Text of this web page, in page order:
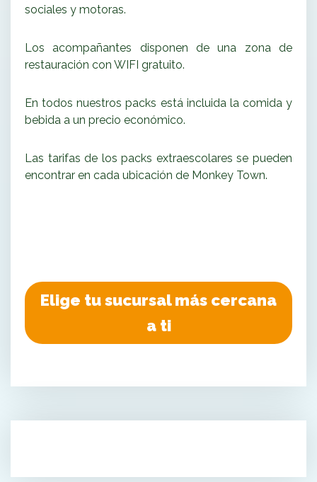
sociales y motoras.
Los acompañantes disponen de una zona de
restauración con WIFI gratuito.
En todos nuestros packs está incluida la comida y
bebida a un precio económico.
Las tarifas de los packs extraescolares se pueden
encontrar en cada ubicación de Monkey Town.
Elige tu sucursal más cercana
a ti